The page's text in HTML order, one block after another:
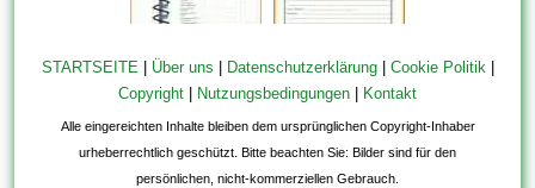
STARTSEITE Über uns Datenschutzerklärung| Cookie Politik
Copyright
Nutzungsbedingungen Kontakt
Alle eingereichten Inhalte bleiben dem ursprünglichen Copyright-Inhaber
urheberrechtlich geschützt. Bitte beachten Sie: Bilder sind für den
persönlichen, nicht-kommerziellen Gebrauch.